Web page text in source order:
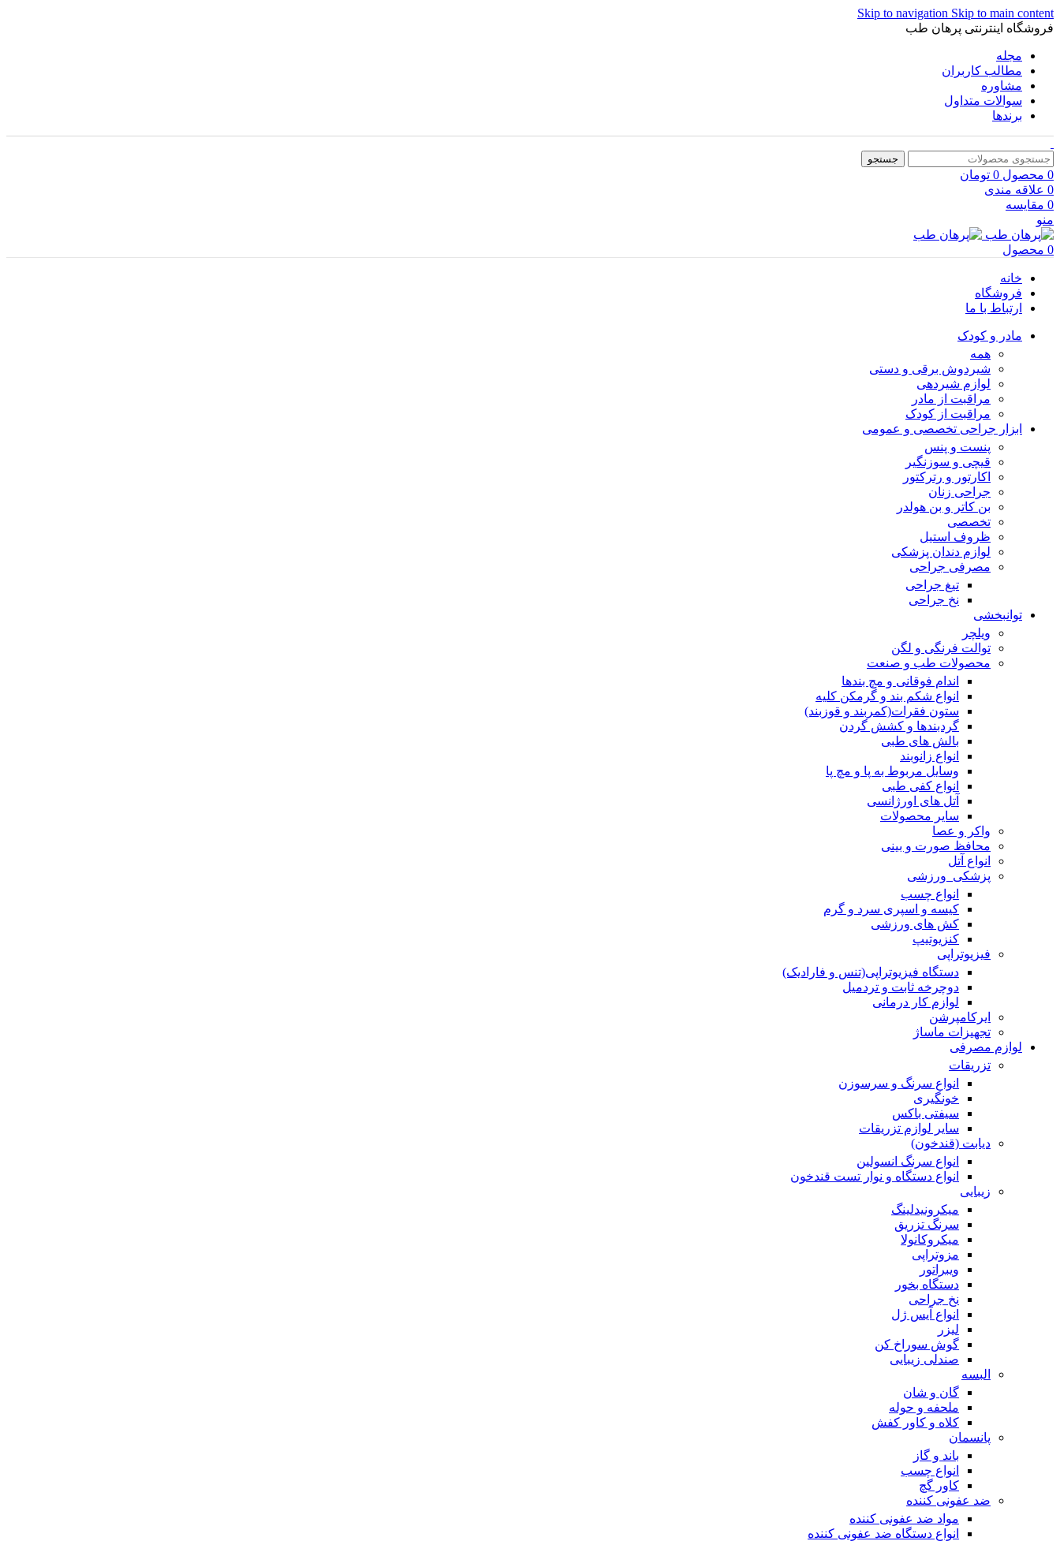
Skip to navigation Skip to main content
فروشگاه اینترنتی پرهان طب
مجله
مطالب کاربران
مشاوره
سوالات متداول
برندها
جستجو
0 محصول 0 تومان
0 علاقه مندی
0 مقایسه
منو
0 محصول
خانه
فروشگاه
ارتباط با ما
مادر و کودک
همه
شیردوش برقی و دستی
لوازم شیردهی
مراقبت از مادر
مراقبت از کودک
ابزار جراحی تخصصی و عمومی
پنست و پنس
قیچی و سوزنگیر
اکارتور و رترکتور
جراحی زنان
بن کاتر و بن هولدر
تخصصی
ظروف استیل
لوازم دندان پزشکی
مصرفی جراحی
تیغ جراحی
نخ جراحی
توانبخشی
ویلچر
توالت فرنگی و لگن
محصولات طب و صنعت
اندام فوقانی و مچ بندها
انواع شکم بند و گرمکن کلیه
ستون فقرات(کمربند و قوزبند)
گردبندها و کشش گردن
بالش های طبی
انواع زانوبند
وسایل مربوط به پا و مچ پا
انواع کفی طبی
آتل های اورژانسی
سایر محصولات
واکر و عصا
محافظ صورت و بینی
انواع آتل
پزشکی_ورزشی
انواع چسب
کیسه و اسپری سرد و گرم
کش های ورزشی
کنزیوتیپ
فیزیوتراپی
دستگاه فیزیوتراپی(تنس و فارادیک)
دوچرخه ثابت و تردمیل
لوازم کار درمانی
ایرکامپرشن
تجهیزات ماساژ
لوازم مصرفی
تزریقات
انواع سرنگ و سرسوزن
خونگیری
سیفتی باکس
سایر لوازم تزریقات
دیابت (قندخون)
انواع سرنگ انسولین
انواع دستگاه و نوار تست قندخون
زیبایی
میکرونیدلینگ
سرنگ تزریق
میکروکانولا
مزوتراپی
ویبراتور
دستگاه بخور
نخ جراحی
انواع آیس ژل
لیزر
گوش سوراخ کن
صندلی زیبایی
البسه
گان و شان
ملحفه و حوله
کلاه و کاور کفش
پانسمان
باند و گاز
انواع چسب
کاور گچ
ضد عفونی کننده
مواد ضد عفونی کننده
انواع دستگاه ضد عفونی کننده